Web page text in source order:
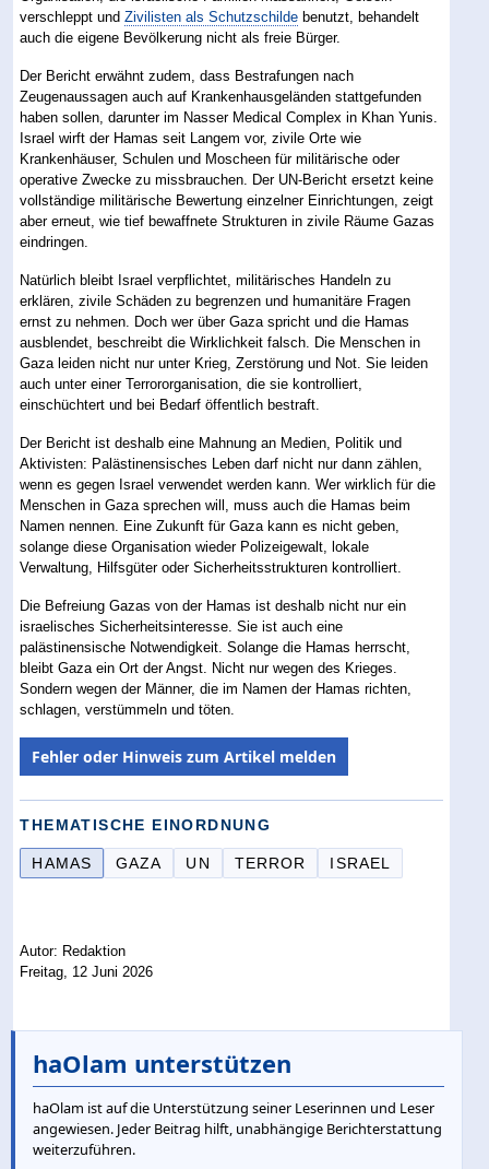
verschleppt undZivilisten als Schutzschilde benutzt, behandelt
auch die eigene Bevölkerung nicht als freie Bürger.
Der Bericht erwähnt zudem, dass Bestrafungen nach
Zeugenaussagen auch auf Krankenhausgeländen stattgefunden
haben sollen, darunter im Nasser Medical Complex in Khan Yunis.
Israel wirft der Hamas seit Langem vor, zivile Orte wie
Krankenhäuser, Schulen und Moscheen für militärische oder
operative Zwecke zu missbrauchen. Der UN-Bericht ersetzt keine
vollständige militärische Bewertung einzelner Einrichtungen, zeigt
aber erneut, wie tief bewaffnete Strukturen in zivile Räume Gazas
eindringen.
Natürlich bleibt Israel verpflichtet, militärisches Handeln zu
erklären, zivile Schäden zu begrenzen und humanitäre Fragen
ernst zu nehmen. Doch wer über Gaza spricht und die Hamas
ausblendet, beschreibt die Wirklichkeit falsch. Die Menschen in
Gaza leiden nicht nur unter Krieg, Zerstörung und Not. Sie leiden
auch unter einer Terrororganisation, die sie kontrolliert,
einschüchtert und bei Bedarf öffentlich bestraft.
Der Bericht ist deshalb eine Mahnung an Medien, Politik und
Aktivisten: Palästinensisches Leben darf nicht nur dann zählen,
wenn es gegen Israel verwendet werden kann. Wer wirklich für die
Menschen in Gaza sprechen will, muss auch die Hamas beim
Namen nennen. Eine Zukunft für Gaza kann es nicht geben,
solange diese Organisation wieder Polizeigewalt, lokale
Verwaltung, Hilfsgüter oder Sicherheitsstrukturen kontrolliert.
Die Befreiung Gazas von der Hamas ist deshalb nicht nur ein
israelisches Sicherheitsinteresse. Sie ist auch eine
palästinensische Notwendigkeit. Solange die Hamas herrscht,
bleibt Gaza ein Ort der Angst. Nicht nur wegen des Krieges.
Sondern wegen der Männer, die im Namen der Hamas richten,
schlagen, verstümmeln und töten.
Fehler oder Hinweis zum Artikel melden
THEMATISCHE EINORDNUNG
HAMAS GAZA UN TERROR ISRAEL
Autor: Redaktion
Freitag, 12 Juni 2026
haOlam unterstützen
haOlam ist auf die Unterstützung seiner Leserinnen und Leser
angewiesen. Jeder Beitrag hilft, unabhängige Berichterstattung
weiterzuführen.